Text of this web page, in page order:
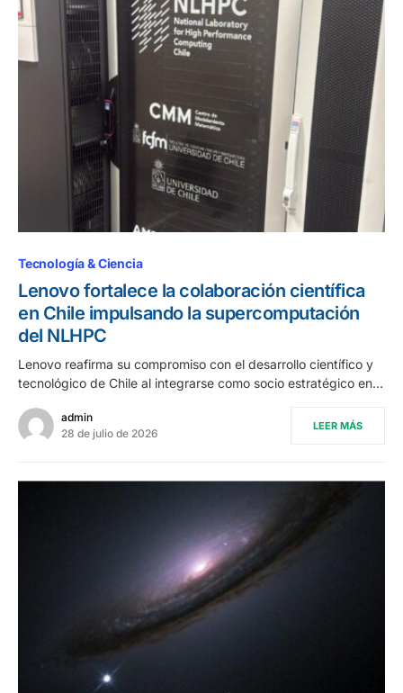
Tecnología & Ciencia
Lenovo fortalece la colaboración científica
en Chile impulsando la supercomputación
del NLHPC
Lenovo reafirma su compromiso con el desarrollo científico y
tecnológico de Chile al integrarse como socio estratégico en…
admin
28 de julio de 2026
LEER MÁS